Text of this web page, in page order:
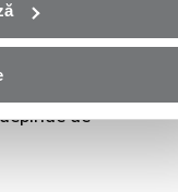
Lei pentru o
presupunând o
a dobânzii de
56.472,00 Lei.
este de
de